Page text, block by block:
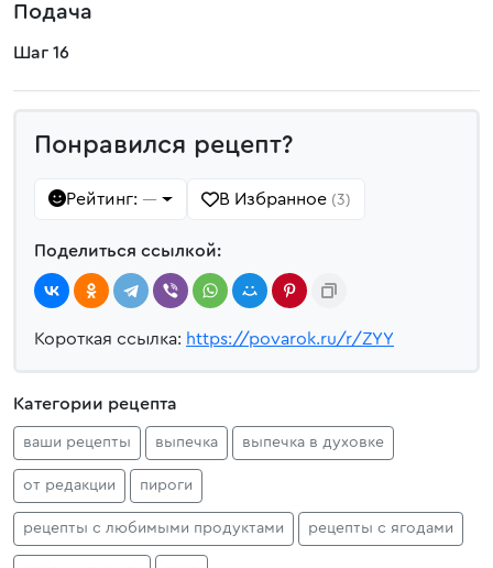
Подача
Шаг 16
Понравился рецепт?
Рейтинг: — В Избранное (3)
Поделиться ссылкой:
Короткая ссылка: https://povarok.ru/r/ZYY
Категории рецепта
ваши рецепты выпечка выпечка в духовке
от редакции пироги
рецепты с любимыми продуктами рецепты с ягодами